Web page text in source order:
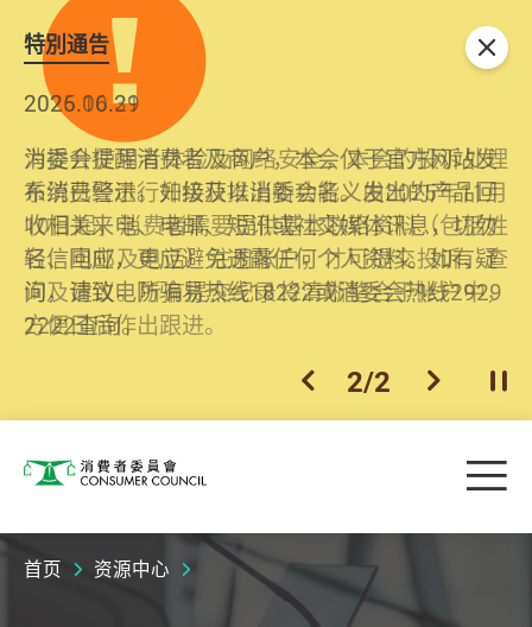
特別通告
2026.06.29
消委会提醒消费者及商户，本会仅于官方网站发
布消费警示。如接获以消委会名义发出的产品回
收相关来电、电邮、短讯或社交媒体讯息，切勿
轻信回应，更应避免透露任何个人资料。如有疑
问，请致电防骗易热线18222或消委会热线2929
2222查询。
2025.10.31
为提升使用者体验及网络安全，本会的投诉处理
系统已经进行升级及推出新功能。由2025年11月
10日起，消费者需要提供基本联络资料（包括姓
名、电邮及电话）注册帐户，才可提交投诉、查
询及建议。所有提交纪录将清晰整合于帐户中，
方便日后作出跟进。
上一个
2/2 下一个开
关闭
消费者委员会 目
首页 资源中心